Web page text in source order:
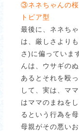
③ネネちゃんの
トピア型
最後に、ネネち
は、厳しさより
さ)に偏っていま
んは、ウサギの
あるとそれを殴
して、実は、マ
はママのまねを
るという行為を
母親がその悪い